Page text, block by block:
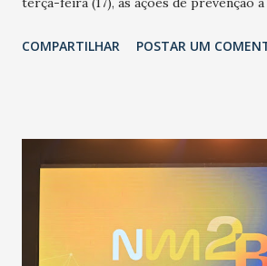
adotadas pelo Governo do Estado na
população suspeita e de cuidados com
públicos e domiciliares. “Nós não
epidemia comum, como temos em
aumento de casos de dengue, influenza
de uma epidemia com um vírus
COMPARTILHAR POSTAR UM